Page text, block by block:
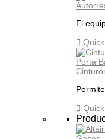
El

